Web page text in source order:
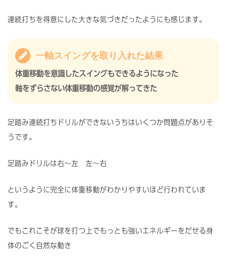
連続打ちを得意にした大きな気づきだったようにも感じます。
一軸スイングを取り入れた結果
体重移動を意識したスイングもできるようになった
軸をずらさない体重移動の感覚が解ってきた
足踏み連続打ちドリルができないうちはいくつか問題点がありそ
うです。
足踏みドリルは右～左 左～右
というように完全に体重移動がわかりやすいほど行われていま
す。
でもこれこそが球を打つ上でもっとも強いエネルギーをだせる身
体のごく自然な動き